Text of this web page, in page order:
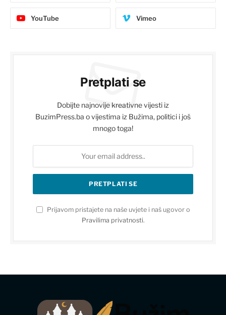
YouTube Vimeo
Pretplati se
Dobijte najnovije kreativne vijesti iz
BuzimPress.ba o vijestima iz Bužima, politici i još
mnogo toga!
Prijavom pristajete na naše uvjete i naš ugovor o
Pravilima privatnosti.